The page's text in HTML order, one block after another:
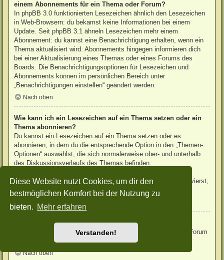
Diese Website nutzt Cookies, um dir den
bestmöglichen Komfort bei der Nutzung zu
bieten. Mehr erfahren
Verstanden!
einem Abonnements für ein Thema oder Forum?
In phpBB 3.0 funktionierten Lesezeichen ähnlich den Lesezeichen
in Web-Browsern: du bekamst keine Informationen bei einem
Update. Seit phpBB 3.1 ähneln Lesezeichen mehr einem
Abonnement: du kannst eine Benachrichtigung erhalten, wenn ein
Thema aktualisiert wird. Abonnements hingegen informieren dich
bei einer Aktualisierung eines Themas oder eines Forums des
Boards. Die Benachrichtigungsoptionen für Lesezeichen und
Abonnements können im persönlichen Bereich unter
„Benachrichtigungen einstellen“ geändert werden.
Nach oben
Wie kann ich ein Lesezeichen auf ein Thema setzen oder ein
Thema abonnieren?
Du kannst ein Lesezeichen auf ein Thema setzen oder es
abonnieren, in dem du die entsprechende Option in den „Themen-
Optionen“ auswählst, die sich normalerweise ober- und unterhalb
des Diskussionsverlaufs des Themas befinden.
benachrichtigen, sobald eine Antwort geschrieben wurde“ aktivierst,
wird das Thema ebenfalls für dich abonniert.
Nach oben
Wie kann ich ein Forum abonnieren?
Um ein Forum zu abonnieren, verwende im Forum den Link „Forum
abonnieren“, der sich meist am Ende der Seite befindet.
Nach oben